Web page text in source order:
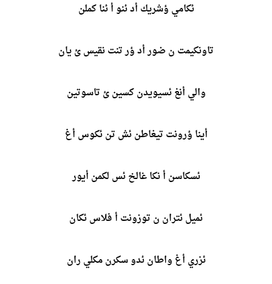
ئكامي ؤشريك أد ئنو أ ئنا كملن
تاونكيمت ن ضور أد ؤر تنت نقيس ئ يان
والي أنغ ئسيويدن كسين ئ تاسوتين
أينا ؤرونت تيغاطن ئش تن ئكوس أغ
ئسكاسن أ نكا غالخ ئس لكمن أيور
ئميل ئتران ن توزونت أ فلاس ئكان
ئزري أغ واطان ئدو سكرن مكلي ران